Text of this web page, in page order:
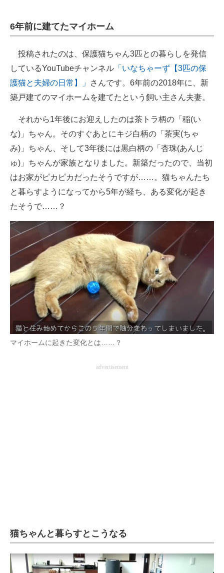
6年前に建てたマイホーム
投稿されたのは、保護猫ちゃん3匹との暮らしを発信
しているYouTubeチャンネル 「いなちゃーず【3匹の保
護猫と夫婦の日常】」
さんです。6年前の2018年に、新
築戸建てのマイホームを建てたという飼い主さん夫妻。
それから1年後にお迎えしたのは茶トラ柄の「稲(い
な)」ちゃん。そのすぐあとにキジ白柄の「茶実(ちゃ
み)」ちゃん、そして3年後には黒白柄の「杏珠(あんじ
ゅ)」ちゃんが家族となりました。新築だったので、当初
はお家がピカピカだったそうですが……。猫ちゃんたち
と暮らすようになってから5年が経ち、ある変化が起き
たそうで……？
マイホームに起きた変化とは……？
advertisement
猫ちゃんと暮らすとこうなる